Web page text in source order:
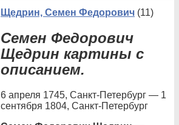
Щедрин, Семен Федорович (11)
Семен Федорович
Щедрин картины с
описанием.
6 апреля 1745, Санкт-Петербург — 1
сентября 1804, Санкт-Петербург